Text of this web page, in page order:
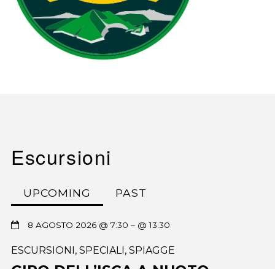
Escursioni
UPCOMING PAST
8 AGOSTO 2026 @ 7:30 – @ 13:30
ESCURSIONI , SPECIALI , SPIAGGE